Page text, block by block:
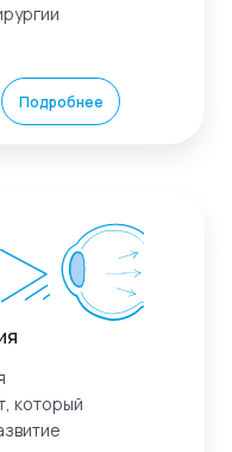
Подробнее
который